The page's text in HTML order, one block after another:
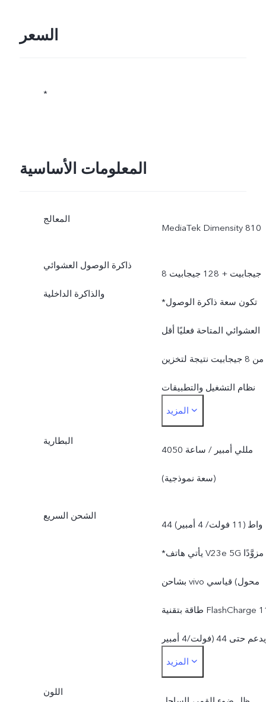
السعر
*
المعلومات الأساسية
المعالج
MediaTek Dimensity 810
ذاكرة الوصول العشوائي
والذاكرة الداخلية
8 جيجابيت + 128 جيجابيت
*تكون سعة ذاكرة الوصول
العشوائي المتاحة فعليًا أقل
من 8 جيجابيت نتيجة لتخزين
نظام التشغيل والتطبيقات
*تكون سعة الذاكرة الداخلية
المتاحة فعليًا أقل من 128
التشغيل والتطبيقات المثبتة
مسبقًا.
المزيد
البطارية
4050 مللي أمبير / ساعة
(سعة نموذجية)
الشحن السريع
44 واط (11 فولت/ 4 أمبير)
*يأتي هاتف V23e 5G مزوَّدًا
بشاحن vivo قياسي (محول
طاقة بتقنية FlashCharge 11
فولت/4 أمبير) ويدعم حتى 44
واط. يتم تعديل قدرة الشحن
الفعلية بصورة ديناميكية
المزيد
اللون